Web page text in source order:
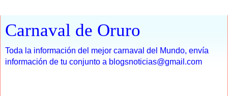
Carnaval de Oruro
Toda la información del mejor carnaval del Mundo, envía
información de tu conjunto a blogsnoticias@gmail.com